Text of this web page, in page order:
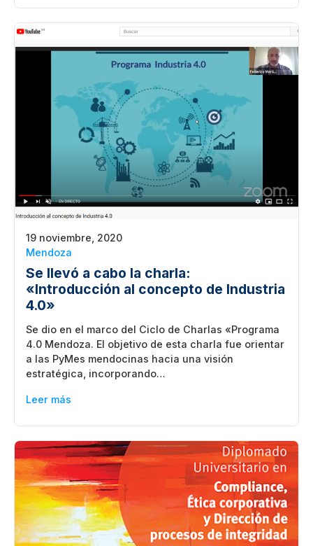
19 noviembre, 2020
Mendoza
Se llevó a cabo la charla:
«Introducción al concepto de Industria
4.0»
Se dio en el marco del Ciclo de Charlas «Programa
4.0 Mendoza. El objetivo de esta charla fue orientar
a las PyMes mendocinas hacia una visión
estratégica, incorporando…
Leer más